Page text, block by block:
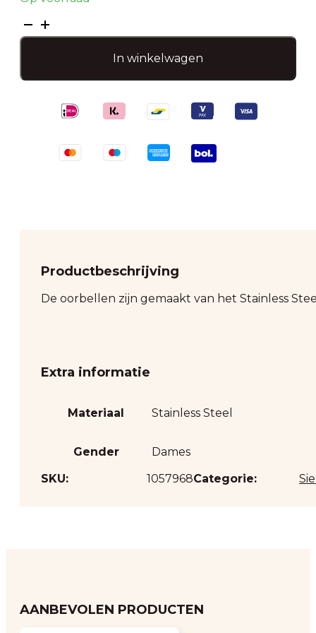
Oorbel
bali
In winkelwagen
Productbeschrijving
De oorbellen zijn gemaakt van het Stainless
Extra informatie
Materiaal Stainless Steel
Gender
Dames
SKU:
1057968Categorie:
AANBEVOLEN PRODUCTEN